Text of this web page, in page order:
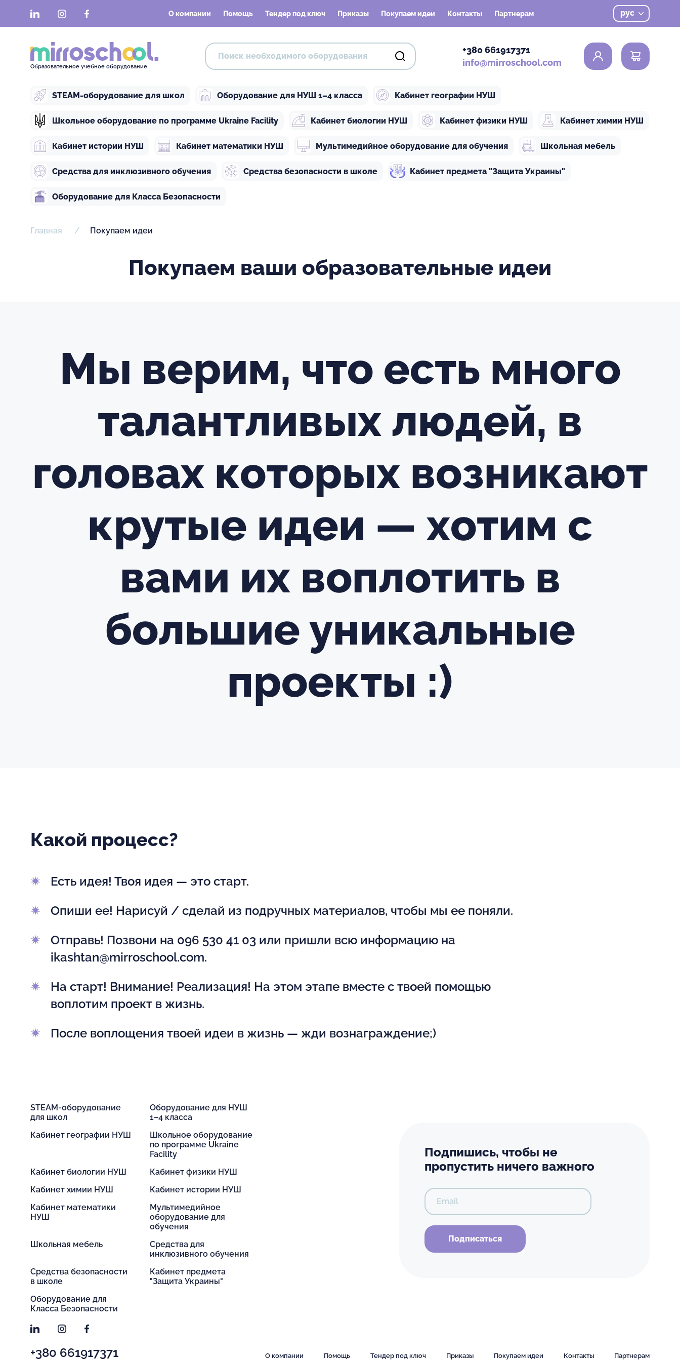
LinkedInInstagramFacebook О компании Помощь Тендер под ключ Приказы Покупаем идеи Контакты Партнерам рус
Образовательное учебное оборудование
+380 661917371
info@mirroschool.com
0
STEAM-оборудование для школ Оборудование для НУШ 1–4 класса Кабинет географии НУШ
Школьное оборудование по программе Ukraine Facility Кабинет биологии НУШ Кабинет физики НУШ Кабинет химии НУШ
Кабинет истории НУШ Кабинет математики НУШ Мультимедийное оборудование для обучения Школьная мебель
Средства для инклюзивного обучения Средства безопасности в школе Кабинет предмета "Защита Украины"
Оборудование для Класса Безопасности
Главная Покупаем идеи
Покупаем ваши образовательные идеи
Мы верим, что есть много
талантливых людей, в
головах которых возникают
крутые идеи — хотим с
вами их воплотить в
большие уникальные
проекты :)
Какой процесс?
Есть идея! Твоя идея — это старт.
Опиши ее! Нарисуй / сделай из подручных материалов, чтобы мы ее поняли.
Отправь! Позвони на 096 530 41 03 или пришли всю информацию на
ikashtan@mirroschool.com.
На старт! Внимание! Реализация! На этом этапе вместе с твоей помощью
воплотим проект в жизнь.
После воплощения твоей идеи в жизнь — жди вознаграждение;)
Подпишись, чтобы не
пропустить ничего важного
Email
Подписаться
STEAM-оборудование
для школ
Оборудование для НУШ
1–4 класса
Кабинет географии НУШ
Школьное оборудование
по программе Ukraine
Facility
Кабинет биологии НУШ
Кабинет физики НУШ
Кабинет химии НУШ
Кабинет истории НУШ
Кабинет математики
НУШ
Мультимедийное
оборудование для
обучения
Школьная мебель
Средства для
инклюзивного обучения
Средства безопасности
в школе
Кабинет предмета
"Защита Украины"
Оборудование для
Класса Безопасности
LinkedInInstagramFacebook
+380 661917371 О компании Помощь Тендер под ключ Приказы Покупаем идеи Контакты Партнерам